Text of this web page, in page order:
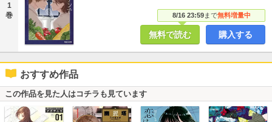
1
巻
8/16 23:59まで無料増量中
無料で読む 購入する
おすすめ作品
この作品を見た人はコチラも見ています